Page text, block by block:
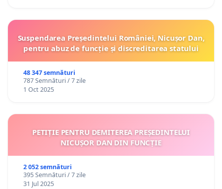
Suspendarea Președintelui României, Nicușor Dan,
pentru abuz de funcție și discreditarea statului
48 347 semnături
787 Semnături / 7 zile
1 Oct 2025
PETIȚIE PENTRU DEMITEREA PREȘEDINTELUI
NICUȘOR DAN DIN FUNCȚIE
2 052 semnături
395 Semnături / 7 zile
31 Jul 2025